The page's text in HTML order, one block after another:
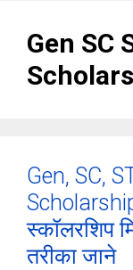
Gen SC
Gen, SC,
स्कॉलरशिप
तरीका जाने